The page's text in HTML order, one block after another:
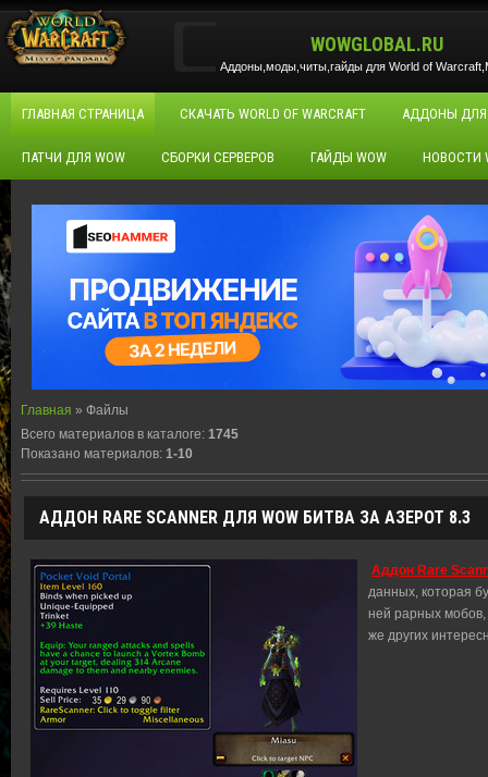
WOWGLOBAL.RU
Аддоны,моды,читы,гайды для World of
ГЛАВНАЯ СТРАНИЦА СКАЧАТЬ WORLD OF WARCRAFT АДДОНЫ ДЛЯ
ПАТЧИ ДЛЯ WOW СБОРКИ СЕРВЕРОВ ГАЙДЫ WOW НОВОСТИ
Главная » Файлы
Всего материалов в каталоге: 1745
Показано материалов: 1-10
АДДОН RARE SCANNER ДЛЯ WOW БИТВА ЗА АЗЕРОТ 8.3
Аддон Rare
данных, которая
ней рарных мобов,
же других